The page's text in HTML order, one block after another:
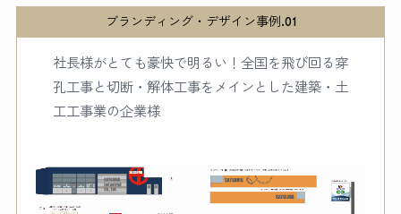
ブランディング・デザイン事例.01
社長様がとても豪快で明るい！全国を飛び回る穿
孔工事と切断・解体工事をメインとした建築・土
工工事業の企業様